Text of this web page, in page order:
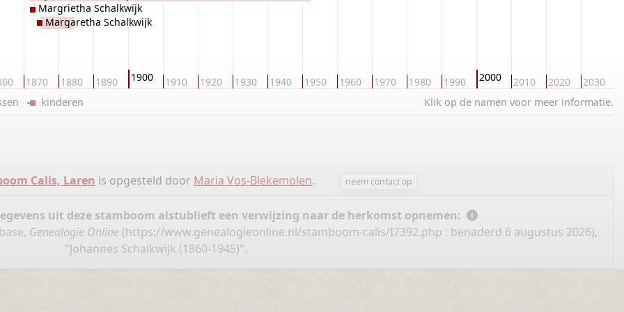
1870 1880 1890 1900 1910 1920 1930 1940 1950 1960 1970 1980 1990 2000 2010 2020 2030
Margrietha Schalkwijk
Margaretha Schalkwijk
Klik op de namen voor meer informatie.
kinderen
Calis, Laren is opgesteld door Maria Vos-Blekemolen. neem contact op
uit deze stamboom alstublieft een verwijzing naar de herkomst opnemen:
Genealogie Online (https://www.genealogieonline.nl/stamboom-calis/I7392.php : benaderd 6 augustus 2026),
"Johannes Schalkwijk (1860-1945)".